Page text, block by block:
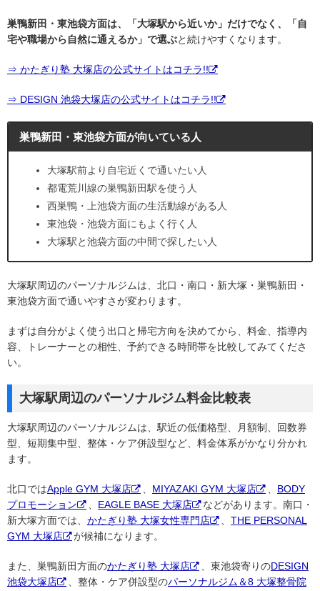
巣鴨新田・東池袋方面は、「大塚駅から近いか」だけでなく、「自
宅や職場から自然に通えるか」で選ぶと続けやすくなります。
⇒ かたぎり塾 大塚店の公式サイトはコチラ!!
⇒ DESIGN 池袋大塚店の公式サイトはコチラ!!
巣鴨新田・東池袋方面が向いている人
大塚駅前より自宅近くで通いたい人
都電荒川線の巣鴨新田駅を使う人
西巣鴨・上池袋方面の生活動線がある人
東池袋・池袋方面にもよく行く人
大塚駅と池袋方面の中間で探したい人
大塚駅周辺のパーソナルジムは、北口・南口・新大塚・巣鴨新田・
東池袋方面で通いやすさが変わります。
まずは自分がよく使う出口と帰宅方向を決めてから、料金、指導内
容、トレーナーとの相性、予約できる時間帯を比較してみてくださ
い。
大塚駅周辺のパーソナルジム料金比較表
大塚駅周辺のパーソナルジムは、駅近の低価格型、月額制、回数券
型、短期集中型、整体・ケア併設型など、料金体系がかなり分かれ
ます。
北口ではApple GYM 大塚店 MIYAZAKI GYM 大塚店
BODY
プロモーション
EAGLE BASE 大塚店
などがあります。南口・
新大塚方面では、 かたぎり塾 大塚女性専門店
THE PERSONAL
GYM 大塚店
が候補になります。
また、巣鴨新田方面のかたぎり塾 大塚店 、東池袋寄りのDESIGN
池袋大塚店
、整体・ケア併設型のパーソナルジム＆8 大塚整骨院